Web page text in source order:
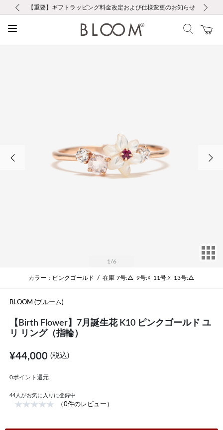
お修理・アフターサービスのご案内
【重要】令和８年熊本地震に伴う集配への影響について
【重要】ギフトラッピング料金改定および仕様変更のお知らせ
【重要】夏季休業の営業についてのご案内
税込5,500円以上で送料無料｜最短24時間以内に発送
新規会員登録で1000ポイントプレゼント！
新規LINE友だち登録で500円クーポンプレゼント
会員限定！レビュー投稿で100ポイントプレゼント
お修理・アフターサービスのご案内
【重要】令和８年熊本地震に伴う集配への影響について
1 /6
カラー：ピンクゴールド / 在庫 7号:△ 9号:☓ 11号:☓ 13号:△
BLOOM (ブルーム)
【Birth Flower】7月誕生花 K10 ピンクゴールド ユ
リ リング（指輪）
¥44,000(税込)
0ポイント還元
44 人がお気に入りに登録中
（0件のレビュー）